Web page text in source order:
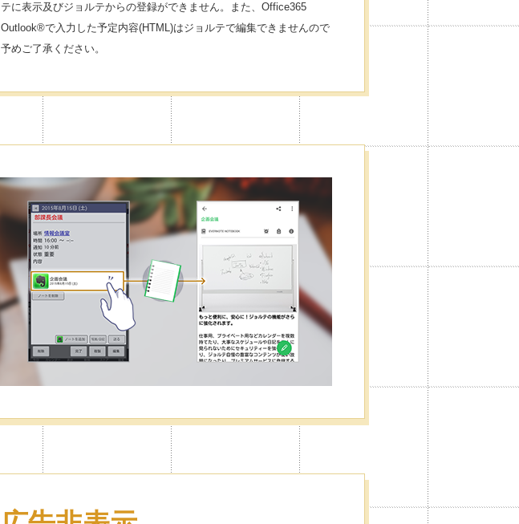
テに表示及びジョルテからの登録ができません。また、Office365
Outlook®で入力した予定内容(HTML)はジョルテで編集できませんので
予めご了承ください。